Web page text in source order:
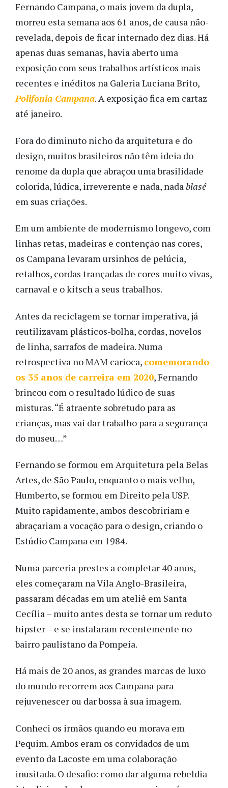
Fernando Campana, o mais jovem da dupla,
morreu esta semana aos 61 anos, de causa não-
revelada, depois de ficar internado dez dias. Há
apenas duas semanas, havia aberto uma
exposição com seus trabalhos artísticos mais
recentes e inéditos na Galeria Luciana Brito,
Polifonia Campana. A exposição fica em cartaz
até janeiro.
Fora do diminuto nicho da arquitetura e do
design, muitos brasileiros não têm ideia do
renome da dupla que abraçou uma brasilidade
colorida, lúdica, irreverente e nada, nadablasé
em suas criações.
Em um ambiente de modernismo longevo, com
linhas retas, madeiras e contenção nas cores,
os Campana levaram ursinhos de pelúcia,
retalhos, cordas trançadas de cores muito vivas,
carnaval e o kitsch a seus trabalhos.
Antes da reciclagem se tornar imperativa, já
reutilizavam plásticos-bolha, cordas, novelos
de linha, sarrafos de madeira. Numa
retrospectiva no MAM carioca, comemorando
os 35 anos de carreira em 2020, Fernando
brincou com o resultado lúdico de suas
misturas. “É atraente sobretudo para as
crianças, mas vai dar trabalho para a segurança
do museu…”
Fernando se formou em Arquitetura pela Belas
Artes, de São Paulo, enquanto o mais velho,
Humberto, se formou em Direito pela USP.
Muito rapidamente, ambos descobririam e
abraçariam a vocação para o design, criando o
Estúdio Campana em 1984.
Numa parceria prestes a completar 40 anos,
eles começaram na Vila Anglo-Brasileira,
passaram décadas em um ateliê em Santa
Cecília – muito antes desta se tornar um reduto
hipster – e se instalaram recentemente no
bairro paulistano da Pompeia.
Há mais de 20 anos, as grandes marcas de luxo
do mundo recorrem aos Campana para
rejuvenescer ou dar bossa à sua imagem.
Conheci os irmãos quando eu morava em
Pequim. Ambos eram os convidados de um
evento da Lacoste em uma colaboração
inusitada. O desafio: como dar alguma rebeldia